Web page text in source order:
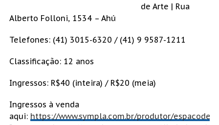
de Arte | Rua
Alberto Folloni, 1534 – Ahú
Telefones: (41) 3015-6320 / (41) 9 9587-1211
Classificação: 12 anos
Ingressos: R$40 (inteira) / R$20 (meia)
Ingressos à venda
aqui: https://www.sympla.com.br/produtor/